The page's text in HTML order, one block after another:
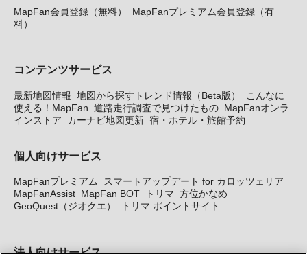
MapFan会員登録（無料）
MapFanプレミアム会員登録（有
料）
コンテンツサービス
最新地図情報 地図から探すトレンド情報（Beta版）
こんなに
使える！MapFan 道路走行調査で見つけたもの MapFanオンラ
インストア
カーナビ地図更新 宿・ホテル・旅館予約
個人向けサービス
MapFanプレミアム
スマートアップデート for カロッツェリア
MapFanAssist MapFan BOT トリマ 方位かなめ
GeoQuest（ジオクエ）
トリマ ポイントサイト
法人向けサービス